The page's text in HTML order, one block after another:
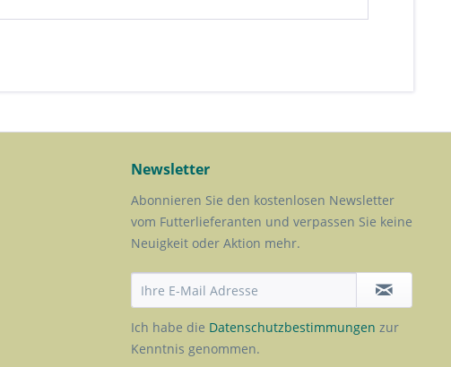
Newsletter
Abonnieren Sie den kostenlosen Newsletter
vom Futterlieferanten und verpassen Sie keine
Neuigkeit oder Aktion mehr.
Ich habe die Datenschutzbestimmungen zur
Kenntnis genommen.